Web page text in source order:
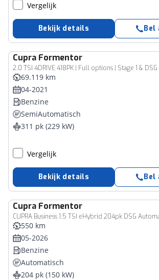
Vergelijk
Bekijk details Bel
Cupra Formentor
2.0 TSI 4DRIVE 418PK | Full options | Stage 1 &
69.119 km
04-2021
Benzine
SemiAutomatisch
311 pk (229 kW)
Vergelijk
Bekijk details Bel
Cupra Formentor
550 km
05-2026
Benzine
Automatisch
204 pk (150 kW)